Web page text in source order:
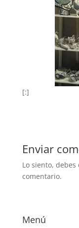
[:]
Enviar
Lo siento, debes
comentario.
Menú